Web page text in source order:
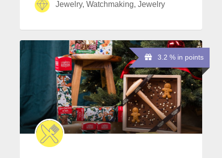
Jewelry, Watchmaking, Jewelry
3.2 % in points